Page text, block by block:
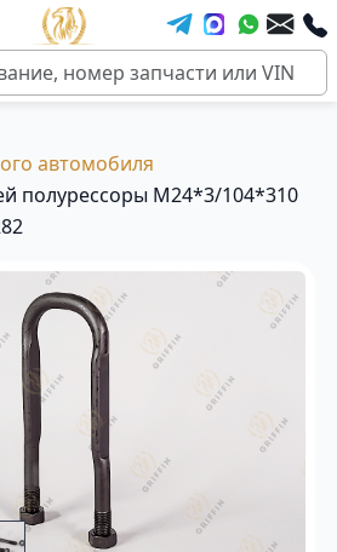
автомобиля
полурессоры M24*3/104*310